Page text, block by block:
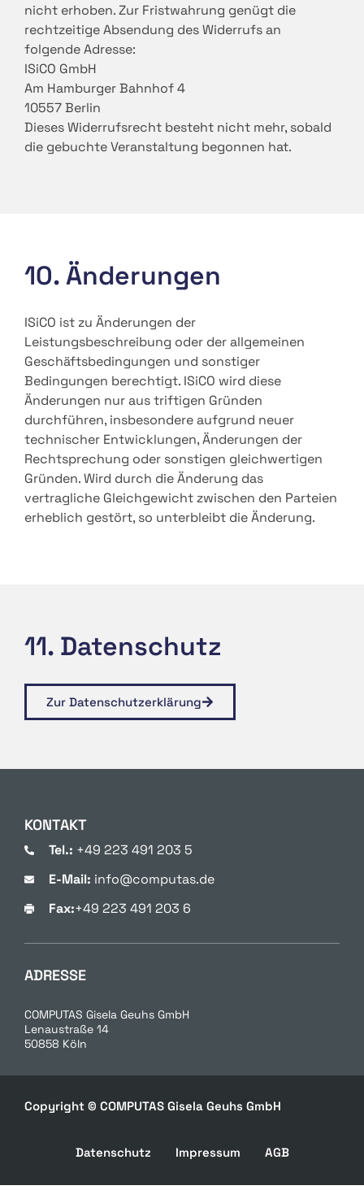
nicht erhoben. Zur Fristwahrung genügt die
rechtzeitige Absendung des Widerrufs an
folgende Adresse:
ISiCO GmbH
Am Hamburger Bahnhof 4
10557 Berlin
Dieses Widerrufsrecht besteht nicht mehr, sobald
die gebuchte Veranstaltung begonnen hat.
10. Änderungen
ISiCO ist zu Änderungen der
Leistungsbeschreibung oder der allgemeinen
Geschäftsbedingungen und sonstiger
Bedingungen berechtigt. ISiCO wird diese
Änderungen nur aus triftigen Gründen
durchführen, insbesondere aufgrund neuer
technischer Entwicklungen, Änderungen der
Rechtsprechung oder sonstigen gleichwertigen
Gründen. Wird durch die Änderung das
vertragliche Gleichgewicht zwischen den Parteien
erheblich gestört, so unterbleibt die Änderung.
11. Datenschutz
Zur Datenschutzerklärung
KONTAKT
Tel.: +49 223 491 203 5
E-Mail: info@computas.de
Fax:+49 223 491 203 6
ADRESSE
COMPUTAS Gisela Geuhs GmbH
Lenaustraße 14
50858 Köln
Copyright © COMPUTAS Gisela Geuhs GmbH
Datenschutz Impressum AGB